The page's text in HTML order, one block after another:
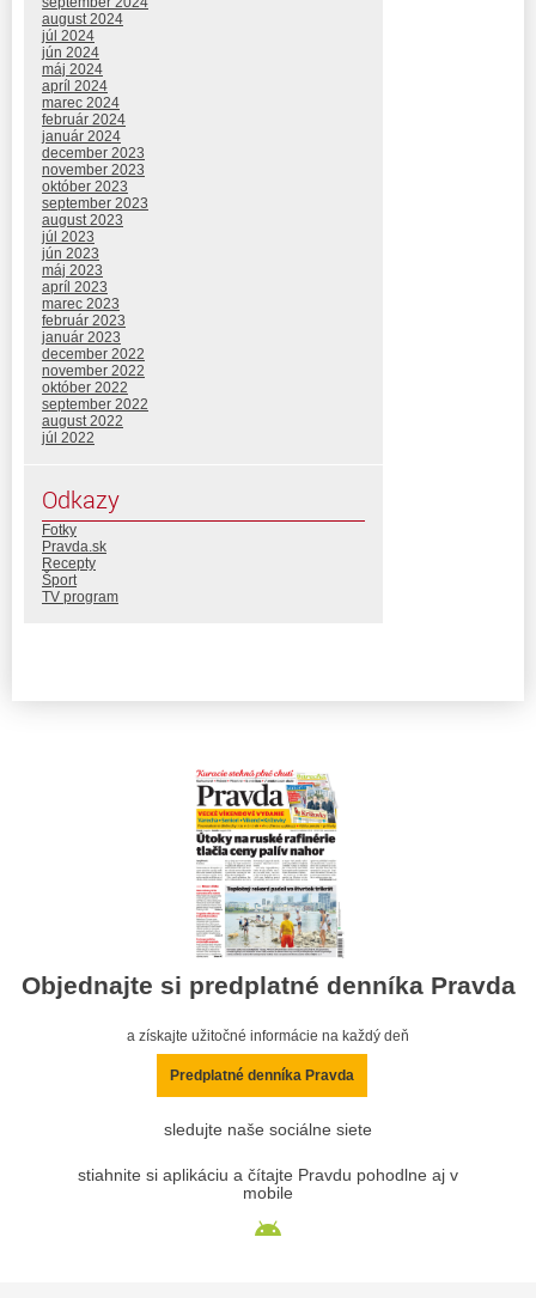
august 2024
júl 2024
jún 2024
máj 2024
apríl 2024
marec 2024
február 2024
január 2024
december 2023
november 2023
október 2023
september 2023
august 2023
júl 2023
jún 2023
máj 2023
apríl 2023
marec 2023
február 2023
január 2023
december 2022
november 2022
október 2022
september 2022
august 2022
júl 2022
Odkazy
Fotky
Pravda.sk
Recepty
Šport
TV program
Objednajte si predplatné denníka Pravda
a získajte užitočné informácie na každý deň
Predplatné denníka Pravda
sledujte naše sociálne siete
stiahnite si aplikáciu a čítajte Pravdu pohodlne aj v
mobile